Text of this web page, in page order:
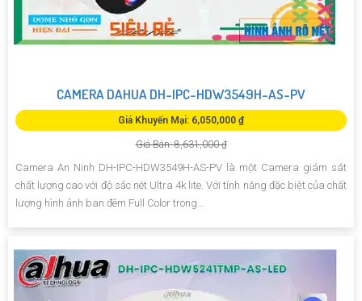
CAMERA DAHUA DH-IPC-HDW3549H-AS-PV
Giá Khuyến Mại: 6,050,000 ₫
Giá Bán: 8,631,000 ₫
Camera An Ninh DH-IPC-HDW3549H-AS-PV là một Camera giám sát
chất lượng cao với độ sắc nét Ultra 4k lite. Với tính năng đặc biệt của chất
lượng hình ảnh ban đêm Full Color trong...